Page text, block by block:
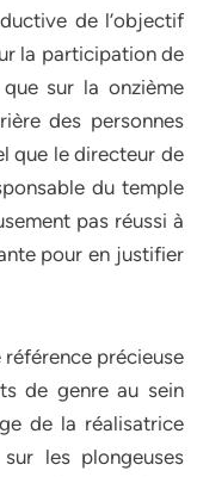
de l’objectif
la participation de
sur la onzième
des personnes
que le directeur de
du temple
pas réussi à
pour en justifier
précieuse
de genre au sein
de la réalisatrice
les plongeuses